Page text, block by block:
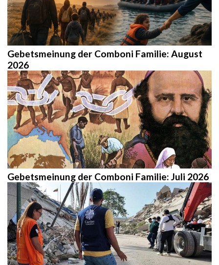
Gebetsmeinung der Comboni Familie: August
2026
Gebetsmeinung der Comboni Familie: Juli 2026